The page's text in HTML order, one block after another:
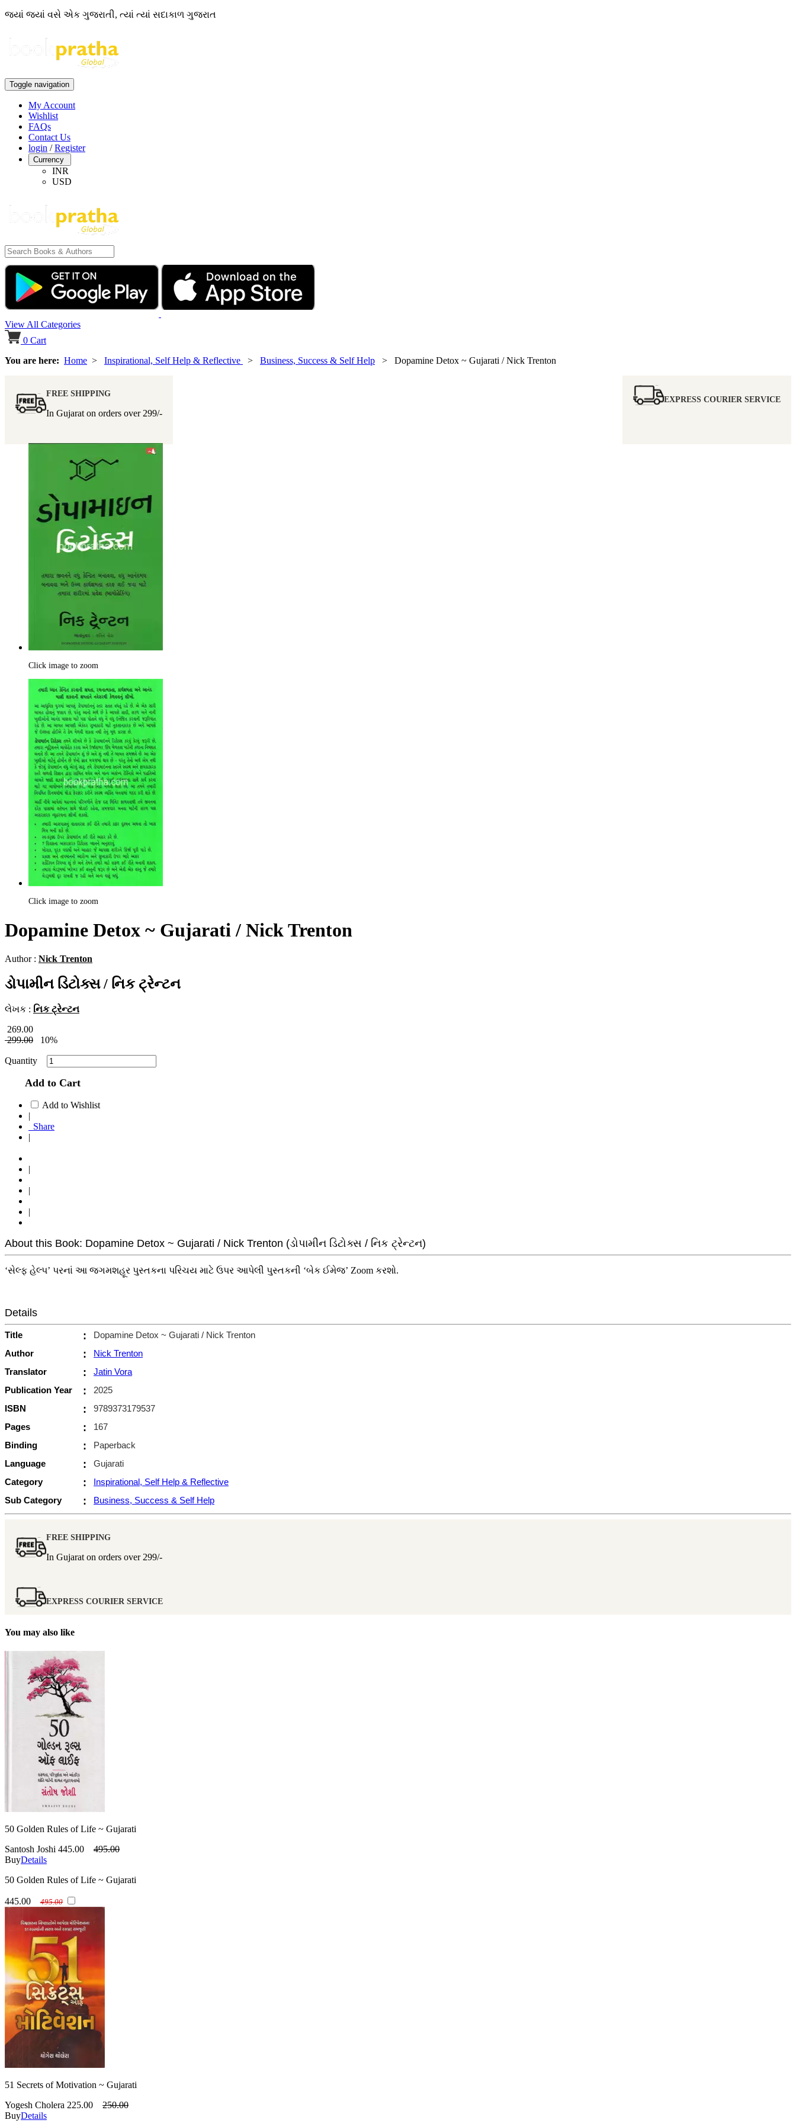
જ્યાં જ્યાં વસે એક ગુજરાતી, ત્યાં ત્યાં સદાકાળ ગુજરાત
Toggle navigation
My Account
Wishlist
FAQs
Contact Us
login /Register
Currency
INR
USD
View All Categories
0 Cart
You are here: Home > Inspirational, Self Help & Reflective > Business, Success & Self Help > Dopamine Detox ~ Gujarati / Nick Trenton
FREE SHIPPING
In Gujarat on orders over 299/-
EXPRESS COURIER SERVICE
Click image to zoom
Click image to zoom
Dopamine Detox ~ Gujarati / Nick Trenton
Author : Nick Trenton
ડોપામીન ડિટોક્સ / નિક ટ્રેન્ટન
લેખક : નિક ટ્રેન્ટન
269.00
299.00
10%
Quantity
Add to Cart
Add to Wishlist
|
Share
|
|
|
|
About this Book: Dopamine Detox ~ Gujarati / Nick Trenton (ડોપામીન ડિટોક્સ / નિક ટ્રેન્ટન)
‘સેલ્ફ હેલ્પ’ પરનાં આ જગમશહૂર પુસ્તકના પરિચય માટે ઉપર આપેલી પુસ્તકની ‘બેક ઈમેજ’ Zoom કરશો.
Details
Title :
Dopamine Detox ~ Gujarati / Nick Trenton
Author
:
Nick Trenton
Translator
:
Jatin Vora
Publication Year
:
2025
ISBN
:
9789373179537
Pages
:
167
Binding
:
Paperback
Language
:
Gujarati
Category
:
Inspirational, Self Help & Reflective
Sub Category
: Business, Success & Self Help
FREE SHIPPING
In Gujarat on orders over 299/-
EXPRESS COURIER SERVICE
You may also like
50 Golden Rules of Life ~ Gujarati
Santosh Joshi 445.00
495.00
BuyDetails
50 Golden Rules of Life ~ Gujarati
445.00 495.00
51 Secrets of Motivation ~ Gujarati
Yogesh Cholera 225.00
250.00
BuyDetails